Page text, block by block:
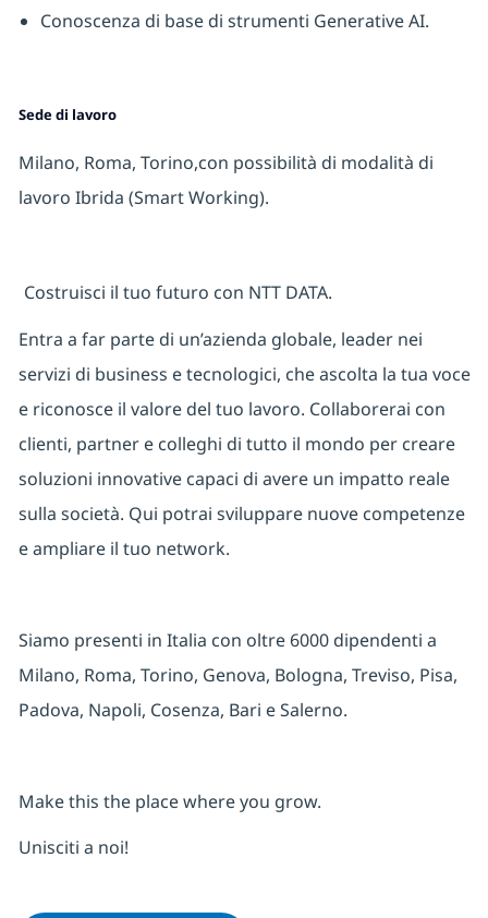
Conoscenza di base di strumenti Generative AI.
Sede di lavoro
Milano, Roma, Torino,con possibilità di modalità di
lavoro Ibrida (Smart Working).
Costruisci il tuo futuro con NTT DATA.
Entra a far parte di un’azienda globale, leader nei
servizi di business e tecnologici, che ascolta la tua voce
e riconosce il valore del tuo lavoro. Collaborerai con
clienti, partner e colleghi di tutto il mondo per creare
soluzioni innovative capaci di avere un impatto reale
sulla società. Qui potrai sviluppare nuove competenze
e ampliare il tuo network.
Siamo presenti in Italia con oltre 6000 dipendenti a
Milano, Roma, Torino, Genova, Bologna, Treviso, Pisa,
Padova, Napoli, Cosenza, Bari e Salerno.
Make this the place where you grow.
Unisciti a noi!